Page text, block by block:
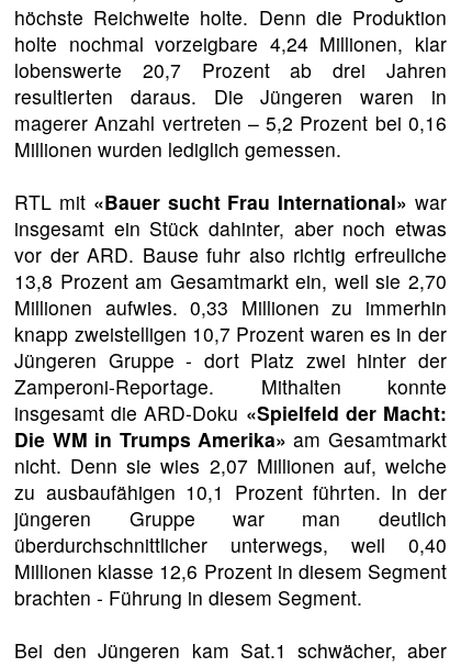
höchste Reichweite holte. Denn die Produktion
holte nochmal vorzeigbare 4,24 Millionen, klar
lobenswerte 20,7 Prozent ab drei Jahren
resultierten daraus. Die Jüngeren waren in
magerer Anzahl vertreten – 5,2 Prozent bei 0,16
Millionen wurden lediglich gemessen.
RTL mit «Bauer sucht Frau International» war
insgesamt ein Stück dahinter, aber noch etwas
vor der ARD. Bause fuhr also richtig erfreuliche
13,8 Prozent am Gesamtmarkt ein, weil sie 2,70
Millionen aufwies. 0,33 Millionen zu immerhin
knapp zweistelligen 10,7 Prozent waren es in der
Jüngeren Gruppe - dort Platz zwei hinter der
Zamperoni-Reportage. Mithalten konnte
insgesamt die ARD-Doku «Spielfeld der Macht:
Die WM in Trumps Amerika» am Gesamtmarkt
nicht. Denn sie wies 2,07 Millionen auf, welche
zu ausbaufähigen 10,1 Prozent führten. In der
jüngeren Gruppe war man deutlich
überdurchschnittlicher unterwegs, weil 0,40
Millionen klasse 12,6 Prozent in diesem Segment
brachten - Führung in diesem Segment.
Bei den Jüngeren kam Sat.1 schwächer, aber